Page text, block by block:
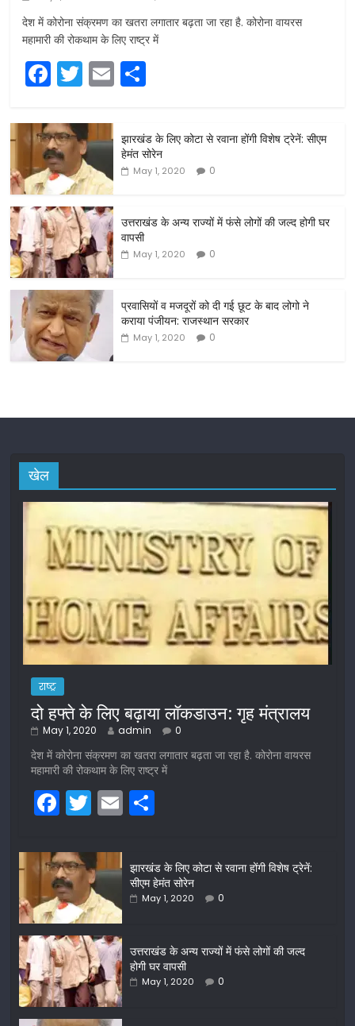
देश में कोरोना संक्रमण का खतरा लगातार बढ़ता जा रहा है. कोरोना वायरस
महामारी की रोकथाम के लिए राष्ट्र में
F
c
e
b
o
o
k
T
itt
er
E
ar
e
झारखंड के लिए कोटा से रवाना होंगी विशेष ट्रेनें: सीएम
हेमंत सोरेन
May 1, 2020 0
उत्तराखंड के अन्य राज्यों में फंसे लोगों की जल्द होगी घर
वापसी
May 1, 2020 0
प्रवासियों व मजदूरों को दी गई छूट के बाद लोगो ने
कराया पंजीयन: राजस्थान सरकार
May 1, 2020 0
खेल
राष्ट्र
दो हफ्ते के लिए बढ़ाया लॉकडाउन: गृह मंत्रालय
May 1, 2020 admin 0
देश में कोरोना संक्रमण का खतरा लगातार बढ़ता जा रहा है. कोरोना वायरस
महामारी की रोकथाम के लिए राष्ट्र में
F
c
e
b
o
o
k
T
itt
er
E
ar
e
झारखंड के लिए कोटा से रवाना होंगी विशेष ट्रेनें:
सीएम हेमंत सोरेन
May 1, 2020 0
उत्तराखंड के अन्य राज्यों में फंसे लोगों की जल्द
होगी घर वापसी
May 1, 2020 0